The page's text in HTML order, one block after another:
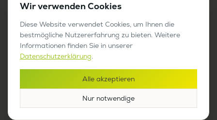
FAQ
IMPRESSUM
DATENSCHUTZ
Werben auf GemeindeTV
Wir verwenden Cookies
Diese Website verwendet Cookies, um Ihnen die
bestmögliche Nutzererfahrung zu bieten. Weitere
Informationen finden Sie in unserer
Datenschutzerklärung.
Alle akzeptieren
Nur notwendige